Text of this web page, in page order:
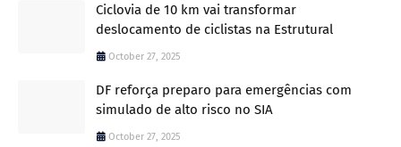
Ciclovia de 10 km vai transformar
deslocamento de ciclistas na Estrutural
October 27, 2025
DF reforça preparo para emergências com
simulado de alto risco no SIA
October 27, 2025